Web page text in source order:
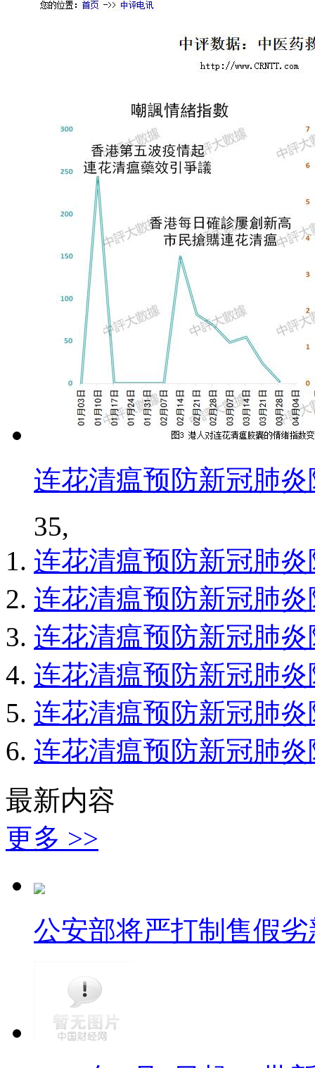
连花清瘟预防新冠肺
35,
连花清瘟预防新冠肺
连花清瘟预防新冠肺
连花清瘟预防新冠肺
连花清瘟预防新冠肺
连花清瘟预防新冠肺
连花清瘟预防新冠肺
最新内容
更多 >>
公安部将严打制售假